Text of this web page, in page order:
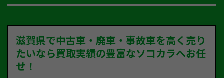
滋賀県で中古車・廃車・事故車を高く売り
たいなら買取実績の豊富なソコカラへお任
せ！